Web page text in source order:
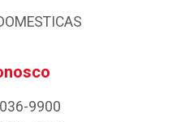
9900